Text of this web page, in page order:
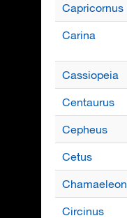
Capricornus
Carina
Cassiopeia
Centaurus
Cepheus
Cetus
Chamaeleon
Circinus